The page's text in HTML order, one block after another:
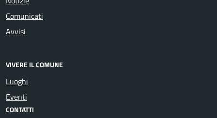
Comunicati
Avvisi
VIVERE IL COMUNE
Luoghi
Eventi
CONTATTI